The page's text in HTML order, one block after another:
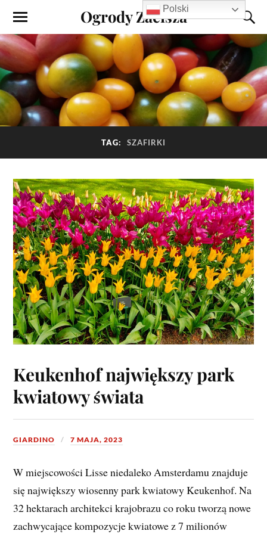
Ogrody Zacisza
TAG: SZAFIRKI
Keukenhof największy park
kwiatowy świata
GIARDINO 7 MAJA, 2023
W miejscowości Lisse niedaleko Amsterdamu znajduje
się największy wiosenny park kwiatowy Keukenhof. Na
32 hektarach architekci krajobrazu co roku tworzą nowe
zachwycające kompozycje kwiatowe z 7 milionów
Polski